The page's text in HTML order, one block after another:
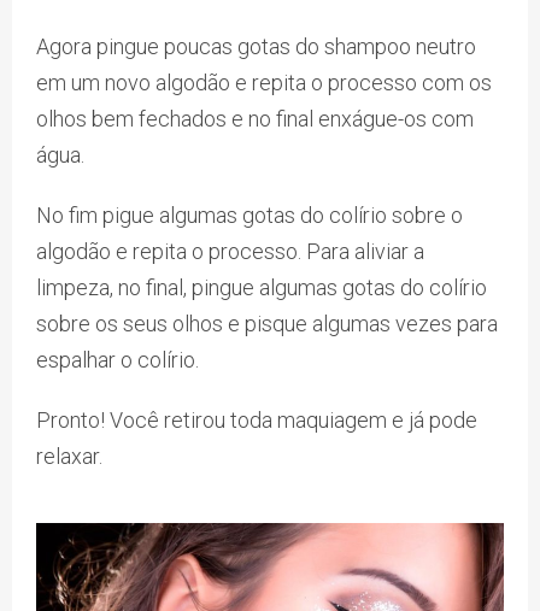
Agora pingue poucas gotas do shampoo neutro
em um novo algodão e repita o processo com os
olhos bem fechados e no final enxágue-os com
água.
No fim pigue algumas gotas do colírio sobre o
algodão e repita o processo. Para aliviar a
limpeza, no final, pingue algumas gotas do colírio
sobre os seus olhos e pisque algumas vezes para
espalhar o colírio.
Pronto! Você retirou toda maquiagem e já pode
relaxar.